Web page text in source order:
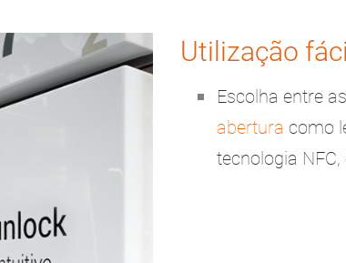
Utilização
Escolha entre
abertura como
tecnologia NFC,